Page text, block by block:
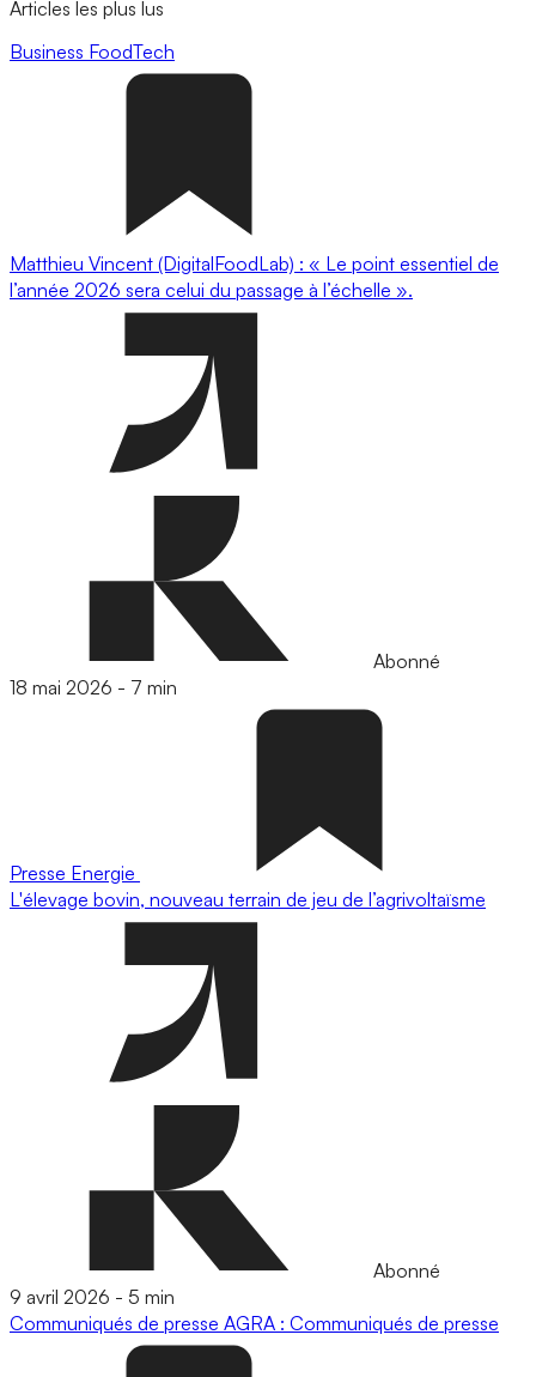
Articles les plus lus
Business FoodTech
Matthieu Vincent (DigitalFoodLab) : « Le point essentiel de
l’année 2026 sera celui du passage à l’échelle ».
Abonné
18 mai 2026 - 7 min
Presse Energie
L'élevage bovin, nouveau terrain de jeu de l’agrivoltaïsme
Abonné
9 avril 2026 - 5 min
Communiqués de presse AGRA : Communiqués de presse